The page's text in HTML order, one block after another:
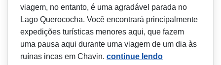
viagem, no entanto, é uma agradável parada no
Lago Querococha. Você encontrará principalmente
expedições turísticas menores aqui, que fazem
uma pausa aqui durante uma viagem de um dia às
ruínas incas em Chavin. continue lendo